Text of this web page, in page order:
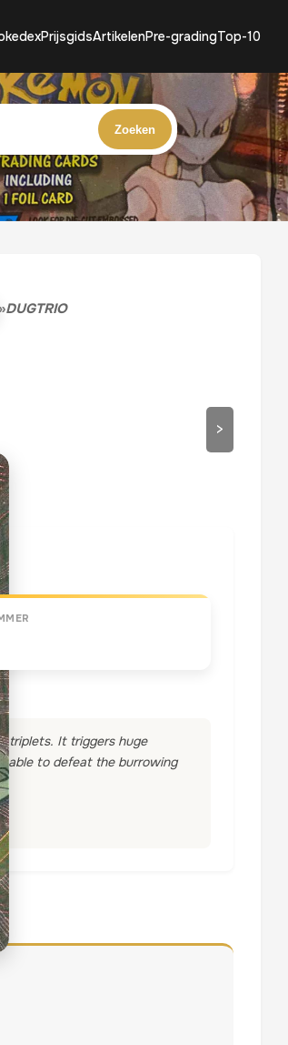
PrijsgidsArtikelenPre-gradingTop-10
Zoeken
DUGTRIO
>
triplets. It triggers huge
able to defeat the burrowing